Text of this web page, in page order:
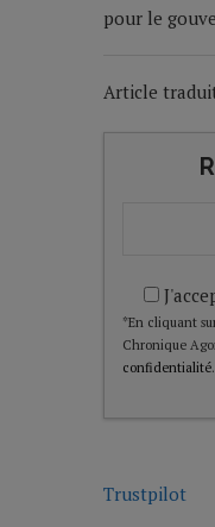
pour le
Article
*En cliquant
Chronique
confidentialité.
Trustpilot